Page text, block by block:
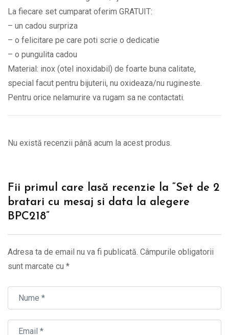
La fiecare set cumparat oferim GRATUIT:
– un cadou surpriza
– o felicitare pe care poti scrie o dedicatie
– o pungulita cadou
Material: inox (otel inoxidabil) de foarte buna calitate,
special facut pentru bijuterii, nu oxideaza/nu rugineste.
Pentru orice nelamurire va rugam sa ne contactati.
Nu există recenzii până acum la acest produs.
Fii primul care lasă recenzie la “Set de 2
bratari cu mesaj si data la alegere
BPC218”
Adresa ta de email nu va fi publicată. Câmpurile obligatorii
sunt marcate cu *